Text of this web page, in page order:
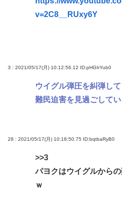
v=2C8__RUxy6Y
3 : 2021/05/17(月) 10:12:56.12 ID:pHGIrYub0
ウイグル弾圧を糾弾し
難民迫害を見過ごして
28 : 2021/05/17(月) 10:18:50.75 ID:bqtbaRyB0
>>3
パヨクはウイグルから
ｗ